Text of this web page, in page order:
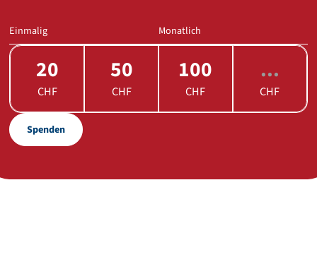
Einmalig Monatlich
20
CHF
50
CHF
100
CHF CHF
Spenden